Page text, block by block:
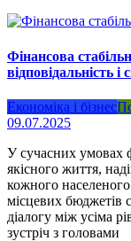
Фінансова
відповідальність і
Економіка і бізнес
09.07.2025
У сучасних умовах
якісного життя,
кожного
місцевих бюджетів
діалогу між усіма
зустріч з головами